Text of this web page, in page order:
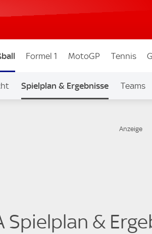
Formel 1 MotoGP Tennis
Spielplan & Ergebnisse Teams
Spielplan &